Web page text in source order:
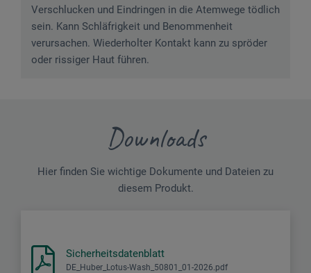
Verschlucken und Eindringen in die Atemwege tödlich
sein. Kann Schläfrigkeit und Benommenheit
verursachen. Wiederholter Kontakt kann zu spröder
oder rissiger Haut führen.
Downloads
Hier finden Sie wichtige Dokumente und Dateien zu
diesem Produkt.
Sicherheitsdatenblatt
DE_Huber_Lotus-Wash_50801_01-2026.pdf